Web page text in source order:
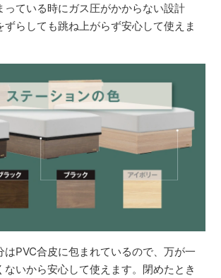
っている時にガス圧がかからない設計
ずらしても跳ね上がらず安心して使えま
はPVC合皮に包まれているので、万が一
ないから安心して使えます。閉めたとき